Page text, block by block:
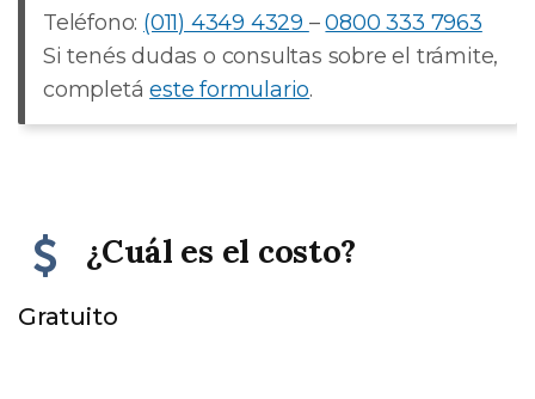
Teléfono: (011) 4349 4329 –0800 333 7963
Si tenés dudas o consultas sobre el trámite,
completáeste formulario.
¿Cuál es el costo?
Gratuito